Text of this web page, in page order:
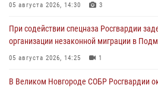
05 августа 2026, 14:30 3
При содействии спецназа Росгвардии
организации незаконной миграции в
05 августа 2026, 14:25 1
В Великом Новгороде СОБР Росгвардии